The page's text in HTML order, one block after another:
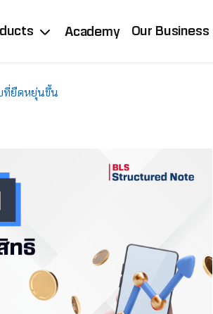
Academy Our Business
ที่ยืดหยุ่นขึ้น